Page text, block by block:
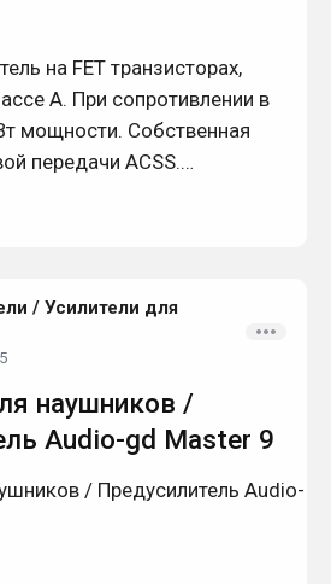
на FET транзисторах,
А. При сопротивлении в
мощности. Собственная
передачи ACSS.
/Усилители для
наушников /
Audio-gd Master 9